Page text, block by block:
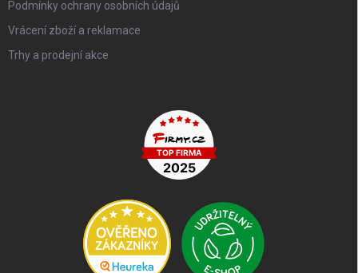
Podmínky ochrany osobních údajů
Vrácení zboží a reklamace
Trhy a prodejní akce